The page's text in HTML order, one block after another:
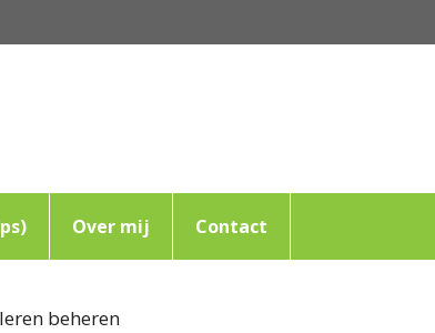
Over mij Contact
beheren